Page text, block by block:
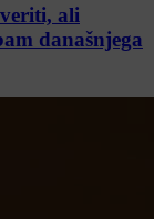
ali
današnjega